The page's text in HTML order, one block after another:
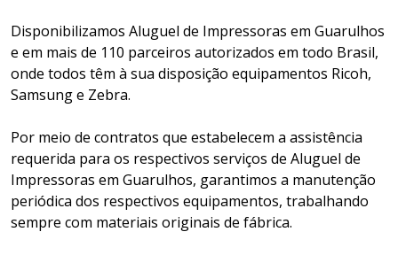
Disponibilizamos Aluguel de Impressoras em Guarulhos
e em mais de 110 parceiros autorizados em todo Brasil,
onde todos têm à sua disposição equipamentos Ricoh,
Samsung e Zebra.
Por meio de contratos que estabelecem a assistência
requerida para os respectivos serviços de Aluguel de
Impressoras em Guarulhos, garantimos a manutenção
periódica dos respectivos equipamentos, trabalhando
sempre com materiais originais de fábrica.